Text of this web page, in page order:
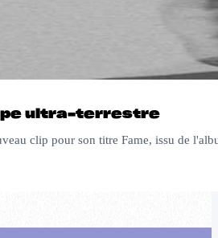
ultra-terrestre
clip pour son titre Fame, issu de